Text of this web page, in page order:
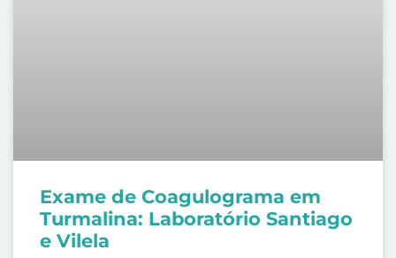
Exame de Coagulograma em
Turmalina: Laboratório Santiago
e Vilela